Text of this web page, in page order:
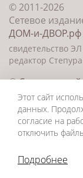
© 2011-2026
Сетевое
ДОМ-и-ДВОР.рф
свидетельство
редактор
©Создание
2026
Этот сайт
данных.
согласие на
отключить
Подробнее